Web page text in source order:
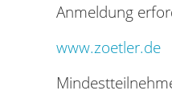
Anmeldung
www.zoetler.de